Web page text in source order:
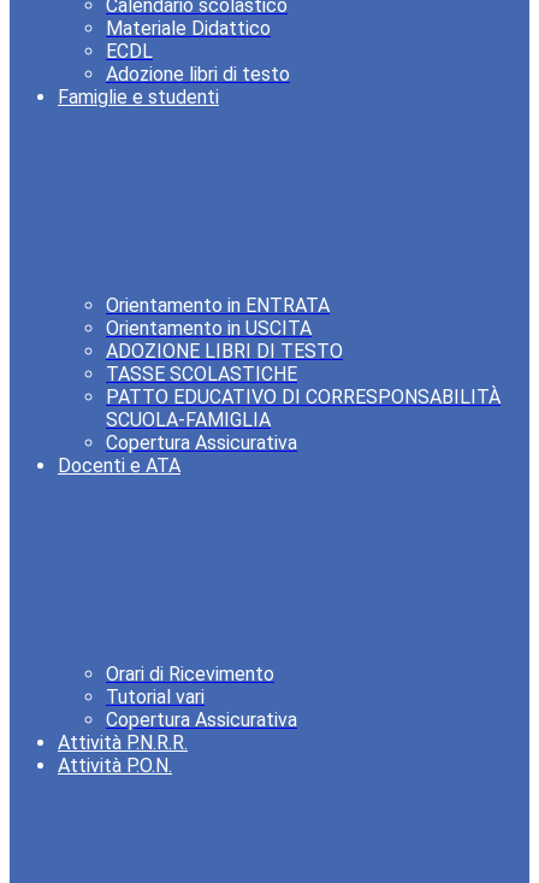
Calendario scolastico
Materiale Didattico
ECDL
Adozione libri di testo
Famiglie e studenti
Orientamento in ENTRATA
Orientamento in USCITA
ADOZIONE LIBRI DI TESTO
TASSE SCOLASTICHE
PATTO EDUCATIVO DI CORRESPONSABILITÀ
SCUOLA-FAMIGLIA
Copertura Assicurativa
Docenti e ATA
Orari di Ricevimento
Tutorial vari
Copertura Assicurativa
Attività P.N.R.R.
Attività P.O.N.